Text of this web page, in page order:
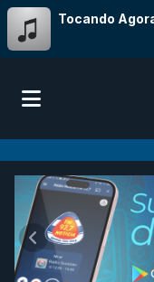
Tocando
Rádio
Anterior